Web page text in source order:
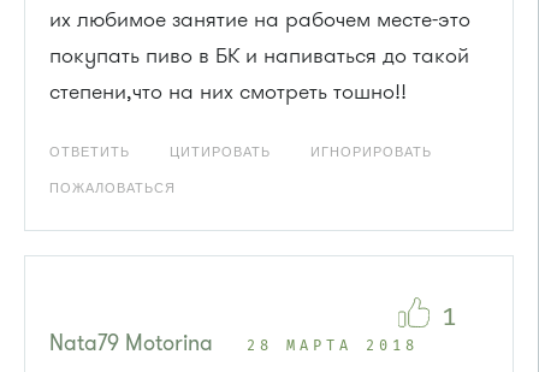
их любимое занятие на рабочем месте-это
покупать пиво в БК и напиваться до такой
степени,что на них смотреть тошно!!
ОТВЕТИТЬ ЦИТИРОВАТЬ ИГНОРИРОВАТЬ
ПОЖАЛОВАТЬСЯ
Nata79 Motorina 28 МАРТА 2018
1